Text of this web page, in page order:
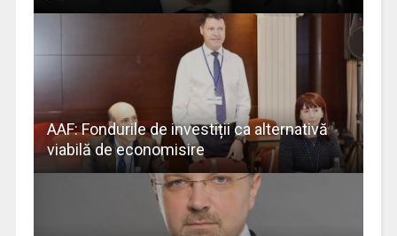
AAF: Fondurile de investiții ca alternativă
viabilă de economisire